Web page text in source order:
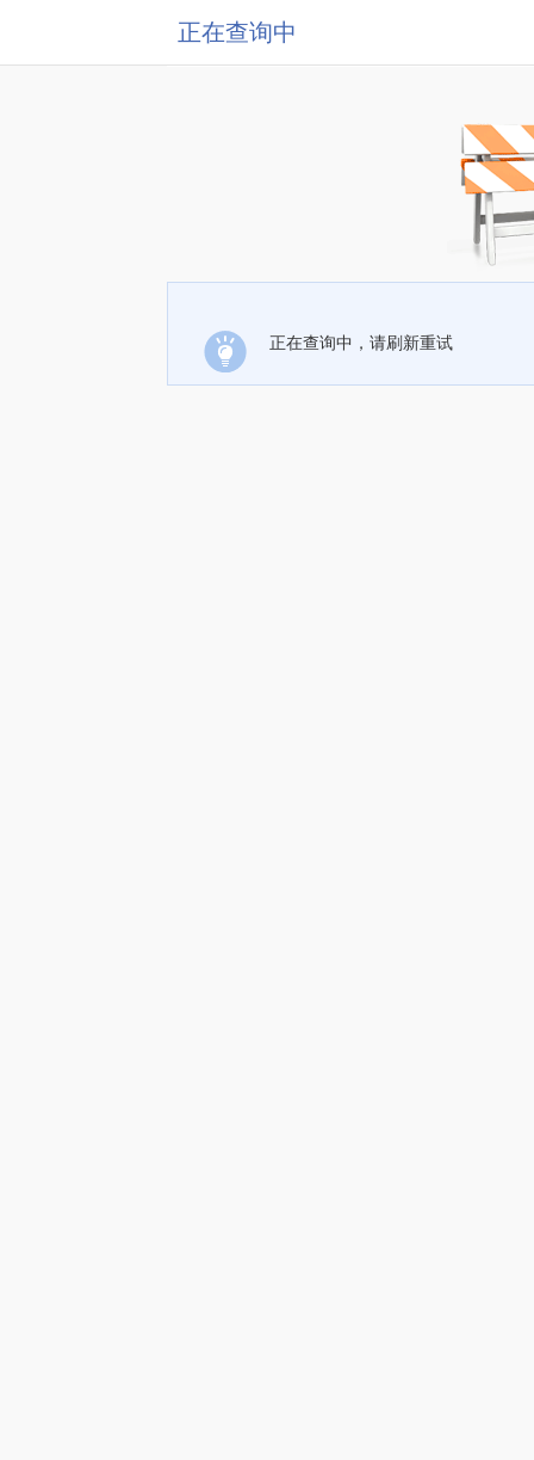
正在查询中
正在查询中，请刷新重试